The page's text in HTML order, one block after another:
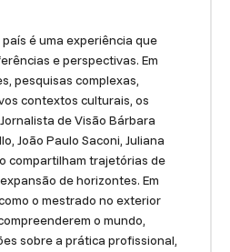
é uma experiência que
e perspectivas. Em
pesquisas complexas,
contextos culturais, os
de Visão Bárbara
João Paulo Saconi, Juliana
compartilham trajetórias de
de horizontes. Em
o mestrado no exterior
o mundo,
sobre a prática profissional,